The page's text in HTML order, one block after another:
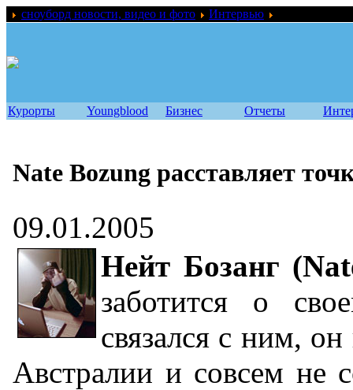
сноуборд новости, видео и фото Интервью
Курорты Youngblood Бизнес Отчеты
Nate Bozung расставляет
09.01.2005
Нейт Бозанг
заботится о
связался с ним,
Австралии и совсем не